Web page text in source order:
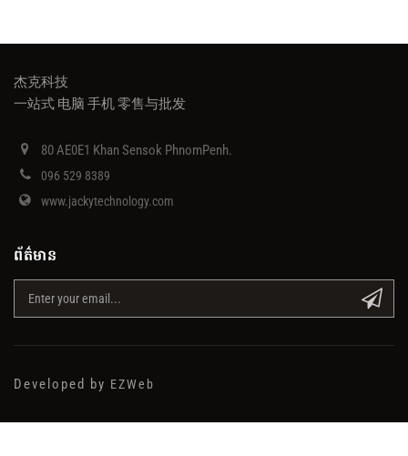
杰克科技
一站式 电脑 手机 零售与批发
80 AE0E1 Khan Sensok PhnomPenh.
096 529 8389
www.jackytechnology.com
ព័ត៌មាន
Developed by EZWeb